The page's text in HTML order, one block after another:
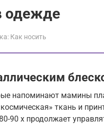
одежде
Как носить
напоминают мамины
ткань и
90 х продолжает